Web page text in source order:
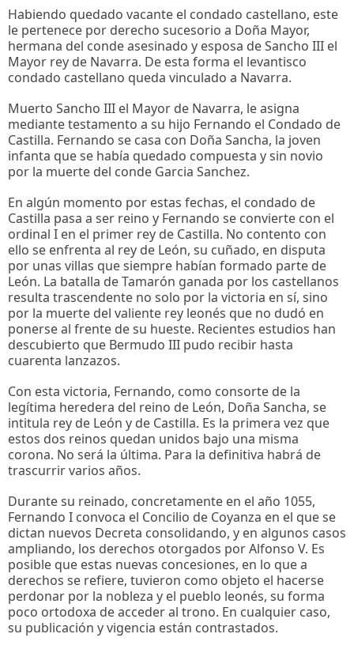
Habiendo quedado vacante el condado castellano, este
le pertenece por derecho sucesorio a Doña Mayor,
hermana del conde asesinado y esposa de Sancho III el
Mayor rey de Navarra. De esta forma el levantisco
condado castellano queda vinculado a Navarra.
Muerto Sancho III el Mayor de Navarra, le asigna
mediante testamento a su hijo Fernando el Condado de
Castilla. Fernando se casa con Doña Sancha, la joven
infanta que se había quedado compuesta y sin novio
por la muerte del conde Garcia Sanchez.
En algún momento por estas fechas, el condado de
Castilla pasa a ser reino y Fernando se convierte con el
ordinal I en el primer rey de Castilla. No contento con
ello se enfrenta al rey de León, su cuñado, en disputa
por unas villas que siempre habían formado parte de
León. La batalla de Tamarón ganada por los castellanos
resulta trascendente no solo por la victoria en sí, sino
por la muerte del valiente rey leonés que no dudó en
ponerse al frente de su hueste. Recientes estudios han
descubierto que Bermudo III pudo recibir hasta
cuarenta lanzazos.
Con esta victoria, Fernando, como consorte de la
legítima heredera del reino de León, Doña Sancha, se
intitula rey de León y de Castilla. Es la primera vez que
estos dos reinos quedan unidos bajo una misma
corona. No será la última. Para la definitiva habrá de
trascurrir varios años.
Durante su reinado, concretamente en el año 1055,
Fernando I convoca el Concilio de Coyanza en el que se
dictan nuevos Decreta consolidando, y en algunos casos
ampliando, los derechos otorgados por Alfonso V. Es
posible que estas nuevas concesiones, en lo que a
derechos se refiere, tuvieron como objeto el hacerse
perdonar por la nobleza y el pueblo leonés, su forma
poco ortodoxa de acceder al trono. En cualquier caso,
su publicación y vigencia están contrastados.